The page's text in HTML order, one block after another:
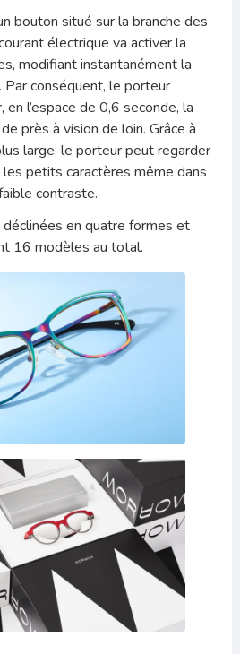
bouton situé sur la branche des
électrique va activer la
modifiant instantanément la
conséquent, le porteur
l’espace de 0,6 seconde, la
près à vision de loin. Grâce à
large, le porteur peut regarder
petits caractères même dans
contraste.
en quatre formes et
16 modèles au total.